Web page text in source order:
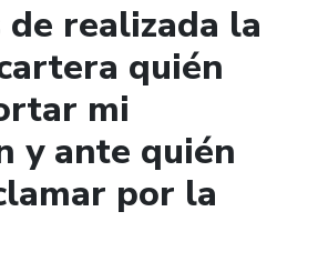
de realizada la
quién
mi
y ante quién
por la